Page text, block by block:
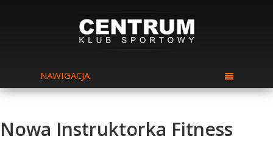
NAWIGACJA
Nowa Instruktorka Fitness